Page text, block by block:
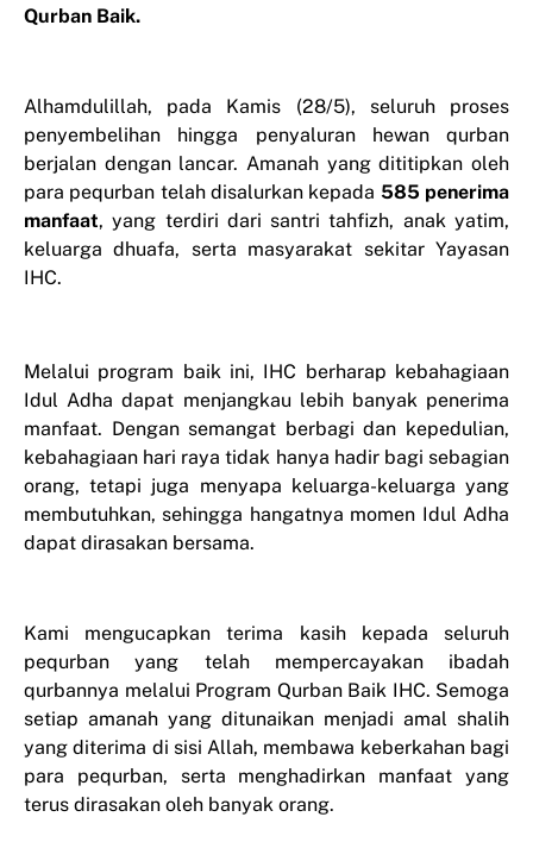
Qurban Baik.
Alhamdulillah, pada Kamis (28/5), seluruh proses
penyembelihan hingga penyaluran hewan qurban
berjalan dengan lancar. Amanah yang dititipkan oleh
para pequrban telah disalurkan kepada 585 penerima
manfaat, yang terdiri dari santri tahfizh, anak yatim,
keluarga dhuafa, serta masyarakat sekitar Yayasan
IHC.
Melalui program baik ini, IHC berharap kebahagiaan
Idul Adha dapat menjangkau lebih banyak penerima
manfaat. Dengan semangat berbagi dan kepedulian,
kebahagiaan hari raya tidak hanya hadir bagi sebagian
orang, tetapi juga menyapa keluarga-keluarga yang
membutuhkan, sehingga hangatnya momen Idul Adha
dapat dirasakan bersama.
Kami mengucapkan terima kasih kepada seluruh
pequrban yang telah mempercayakan ibadah
qurbannya melalui Program Qurban Baik IHC. Semoga
setiap amanah yang ditunaikan menjadi amal shalih
yang diterima di sisi Allah, membawa keberkahan bagi
para pequrban, serta menghadirkan manfaat yang
terus dirasakan oleh banyak orang.